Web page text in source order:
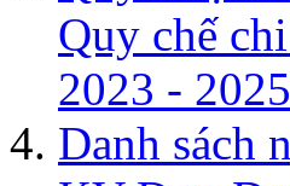
Quy chế
2023 - 2025
Danh sách